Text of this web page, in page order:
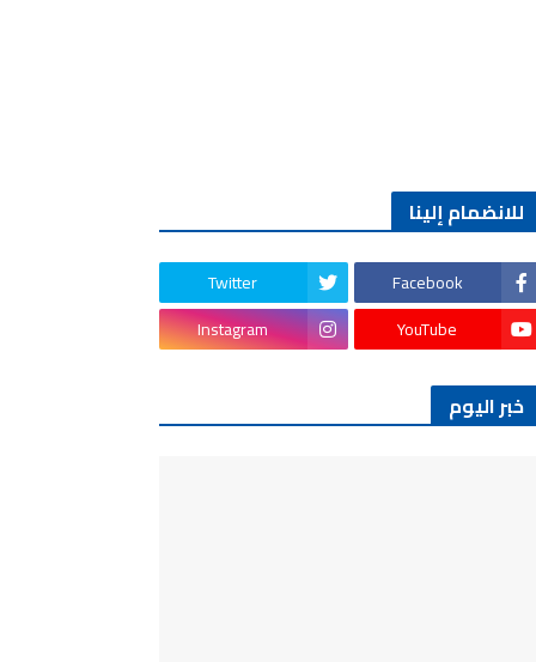
للانضمام إلينا
Facebook
Twitter
YouTube
Instagram
خبر اليوم